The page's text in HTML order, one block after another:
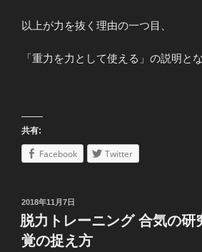
以上が力を抜く理由の一つ目、
「重力を力として使える」の説明と
共有:
Facebook Twitter
投
稿
日:
2018年11月7日
脱力トレーニング 合気の研
覚の捉え方